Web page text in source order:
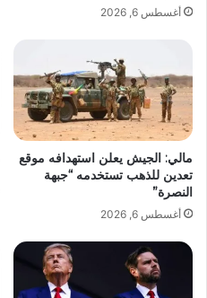
أغسطس 6, 2026
مالي: الجيش يعلن استهدافه موقع
تعدين للذهب تستخدمه “جبهة
النصرة”
أغسطس 6, 2026